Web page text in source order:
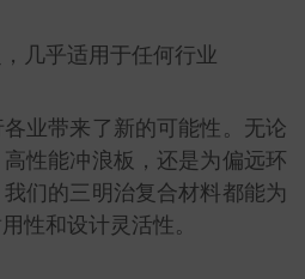
几乎适用于任何行业
业带来了新的可能性。无论
性能冲浪板，还是为偏远环
们的三明治复合材料都能为
性和设计灵活性。